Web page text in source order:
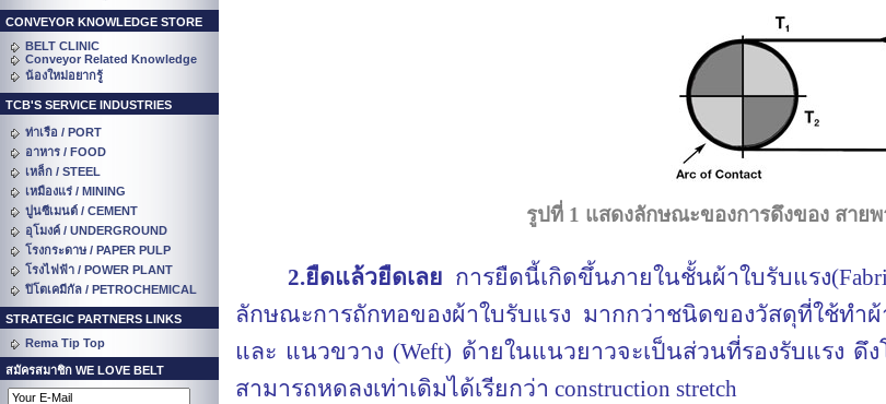
CONVEYOR KNOWLEDGE STORE
BELT CLINIC
Conveyor Related Knowledge
น้องใหม่อยากรู้
TCB'S SERVICE INDUSTRIES
ท่าเรือ / PORT
อาหาร / FOOD
เหล็ก / STEEL
เหมืองแร่ / MINING
ปูนซีเมนต์ / CEMENT
อุโมงค์ / UNDERGROUND
โรงกระดาษ / PAPER PULP
โรงไฟฟ้า / POWER PLANT
ปิโตเคมีกัล / PETROCHEMICAL
STRATEGIC PARTNERS LINKS
Rema Tip Top
สมัครสมาชิก WE LOVE BELT
รูปที่ 1 แสดงลักษณะของการดึงของ สาย
2.ยืดแล้วยืดเลย การยืดนี้เกิดขึ้นภายในชั้นผ้าใบรับแรง(
ลักษณะการถักทอของผ้าใบรับแรง มากกว่าชนิดของวัสดุที่ใช้ทำ
และ แนวขวาง (Weft) ด้ายในแนวยาวจะเป็นส่วนที่รองรับแรง ดึ
สามารถหดลงเท่าเดิมได้เรียกว่า construction stretch